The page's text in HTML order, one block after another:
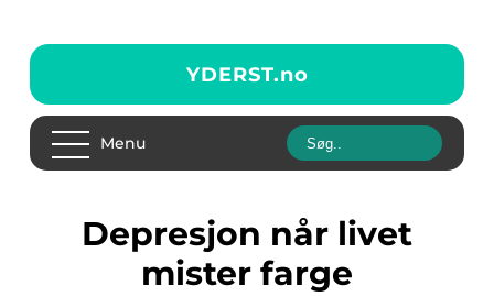
YDERST.no
Menu
Depresjon når livet
mister farge